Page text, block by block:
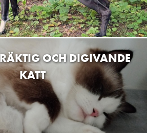
OCH DIGIVANDE
KATT